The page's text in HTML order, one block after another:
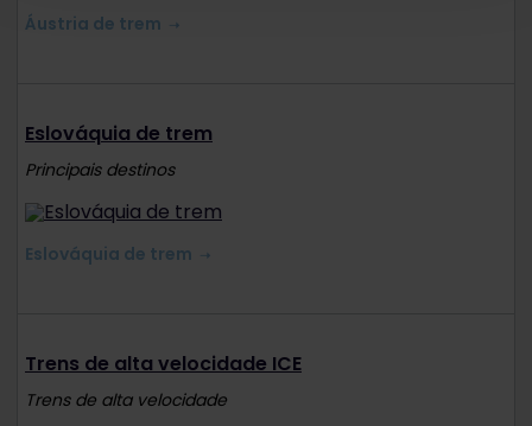
Áustria de trem
Eslováquia de trem
Principais destinos
Eslováquia de trem
Trens de alta velocidade ICE
Trens de alta velocidade